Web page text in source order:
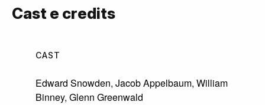
Cast e credits
CAST
Edward Snowden, Jacob Appelbaum, William
Binney, Glenn Greenwald